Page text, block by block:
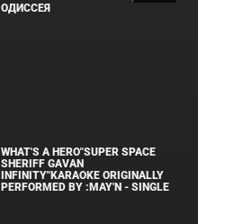
ОДИССЕЯ
WHAT'S A HERO"SUPER SPACE
SHERIFF GAVAN
INFINITY"KARAOKE ORIGINALLY
PERFORMED BY :MAY'N - SINGLE